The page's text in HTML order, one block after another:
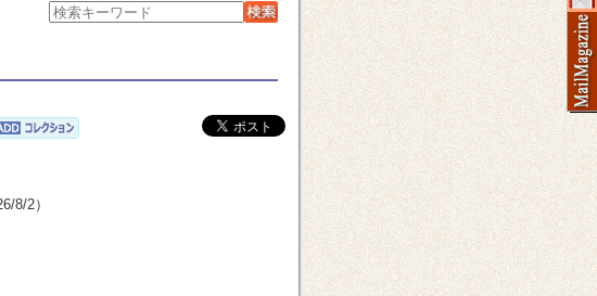
8/2）